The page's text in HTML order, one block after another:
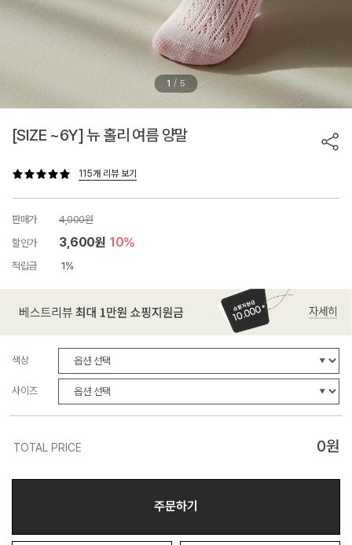
1 / 5
[SIZE ~6Y] 뉴 홀리 여름 양말
115개 리뷰 보기
판매가
4,000원
할인가
3,600원 10%
적립금 1%
색상
사이즈
TOTAL PRICE 0원
주문하기